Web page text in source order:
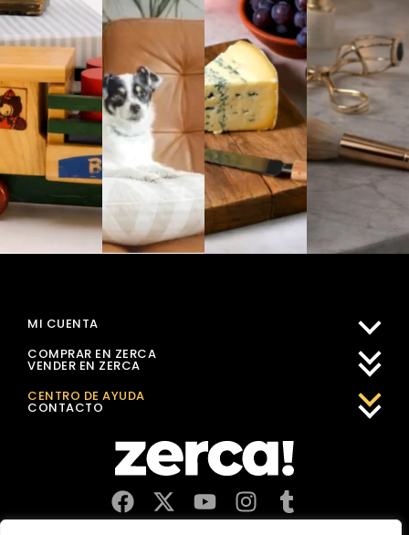
MI CUENTA
COMPRAR EN ZERCA
VENDER EN ZERCA
CENTRO DE AYUDA
CONTACTO